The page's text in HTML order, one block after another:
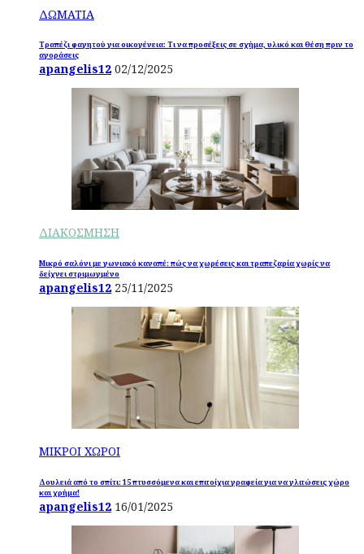
ΔΩΜΑΤΙΑ
Τραπέζι φαγητού για οικογένεια: Τι να προσέξεις σε σχήμα, υλικό και θέση πριν το
αγοράσεις
apangelis12 02/12/2025
ΔΙΑΚΟΣΜΗΣΗ
Μικρό σαλόνι με γωνιακό καναπέ: πώς να χωρέσεις και τραπεζαρία χωρίς να
δείχνει στριμωγμένο
apangelis12 25/11/2025
ΜΙΚΡΟΙ ΧΩΡΟΙ
Δουλειά από το σπίτι: 15 πτυσσόμενα και επιτοίχια γραφεία για να γλιτώσεις χώρο
και χρήμα!
apangelis12 16/01/2025